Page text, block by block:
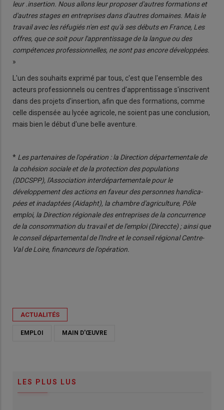
leur .insertion. Nous allons leur proposer d'autres formations et
d'autres stages en entreprises dans d'autres domaines. Mais le
tra­vail avec les réfugiés n'en est qu'à ses débuts en France, Les
offres, que ce soit pour l'apprentissage de la langue ou des
compétences professionnelles, ne sont pas encore développées.
»
L'un des souhaits exprimé par tous, c'est que l'ensemble des
acteurs professionnels ou centres d'apprentissage s'ins­crivent
dans des projets d'inser­tion, afin que des formations, comme
celle dispensée au lycée agricole, ne soient pas une conclusion,
mais bien le début d'une belle aventure.
* Les partenaires de l'opération : la Direction départementale de
la cohésion sociale et de la protection des populations
(DDCSPP), l'Association interdépartementale pour le
développement des actions en faveur des personnes handica­
pées et inadaptées (Aidapht), la chambre d'agriculture, Pôle
emploi, la Direction régionale des entreprises de la concurrence
de la consommation du travail et de l'emploi (Direccte) ; ainsi que
le conseil départemental de l'Indre et le conseil régional Centre-
Val de Loire, financeurs de l'opération.
ACTUALITÉS
EMPLOI MAIN D'ŒUVRE
LES PLUS LUS